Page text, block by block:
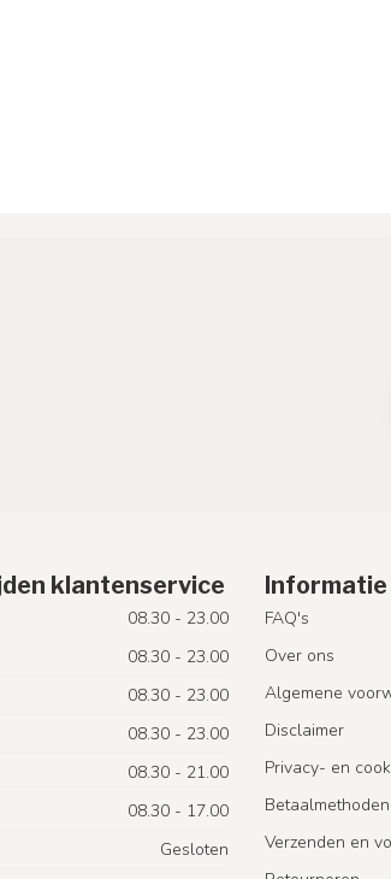
klantenservice
08.30 - 23.00
08.30 - 23.00
08.30 - 23.00
08.30 - 23.00
08.30 - 21.00
08.30 - 17.00
Gesloten
Informatie
FAQ's
Over ons
Algemene
Disclaimer
Privacy- en
Betaalmethoden
Verzenden en